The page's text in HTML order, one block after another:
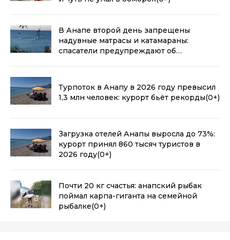
В Анапе второй день запрещены
надувные матрасы и катамараны:
спасатели предупреждают об
Турпоток в Анапу в 2026 году превысил
1,3 млн человек: курорт бьёт рекорды(0+)
Загрузка отелей Анапы выросла до 73%:
курорт принял 860 тысяч туристов в
2026 году(0+)
Почти 20 кг счастья: анапский рыбак
поймал карпа-гиганта на семейной
рыбалке(0+)